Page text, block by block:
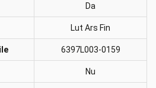
Da
Lut Ars Fin
6397L003-0159
Nu